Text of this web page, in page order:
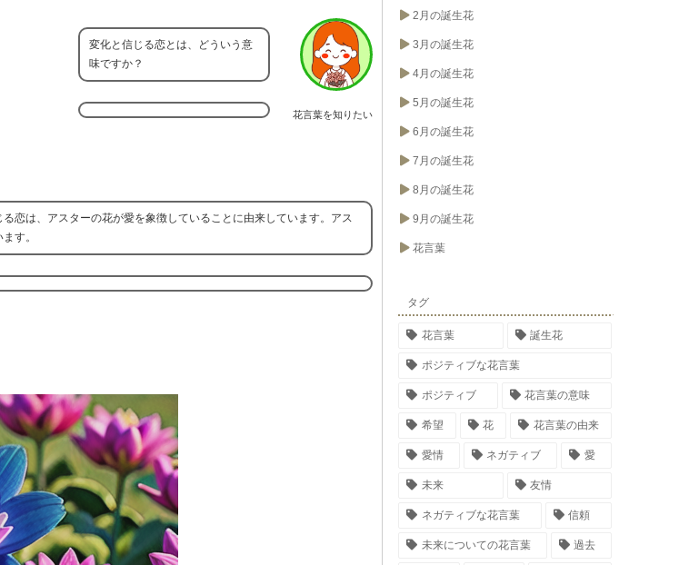
花言葉を知りたい
変化と信じる恋とは、どういう意
味ですか？
恋は、アスターの花が愛を象徴していることに由来しています。アス
す。
2月の誕生花
3月の誕生花
4月の誕生花
5月の誕生花
6月の誕生花
7月の誕生花
8月の誕生花
9月の誕生花
花言葉
タグ
花言葉 誕生花
ポジティブな花言葉
ポジティブ 花言葉の意味
希望 花 花言葉の由来
愛情 ネガティブ 愛
未来 友情
ネガティブな花言葉 信頼
未来についての花言葉 過去